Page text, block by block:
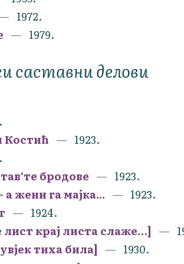
1972.
1979.
саставни делови
Костић
1923.
бродове
1923.
жени га мајка...
1923.
1924.
лист крај листа слаже…]
тиха била]
1930.